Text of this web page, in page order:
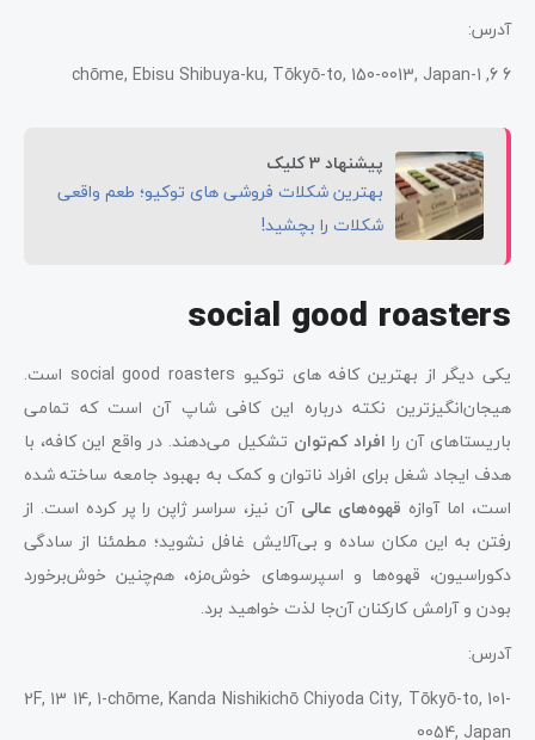
آدرس:
6 6, 1-chōme, Ebisu Shibuya-ku, Tōkyō-to, 150-0013, Japan
پیشنهاد 3 کلیک
بهترین شکلات فروشی های توکیو؛ طعم واقعی
شکلات را بچشید!
social good roasters
یکی دیگر از بهترین کافه ‌های توکیو social good roasters است.
هیجان‌انگیزترین نکته درباره این کافی ‌شاپ آن است که تمامی
باریستاهای آن را افراد کم‌توان تشکیل می‌دهند. در واقع این کافه، با
هدف ایجاد شغل برای افراد ناتوان و کمک به بهبود جامعه ساخته شده
است، اما آوازه قهوه‌های عالی آن نیز، سراسر ژاپن را پر کرده است. از
رفتن به این مکان ساده و بی‌آلایش غافل نشوید؛ مطمئنا از سادگی
دکوراسیون، قهوه‌ها و اسپرسوهای خوش‌مزه، هم‌چنین خوش‌برخورد
بودن و آرامش کارکنان آن‌جا لذت خواهید برد.
آدرس:
2F, 13 14, 1-chōme, Kanda Nishikichō Chiyoda City, Tōkyō-to, 101-
0054, Japan